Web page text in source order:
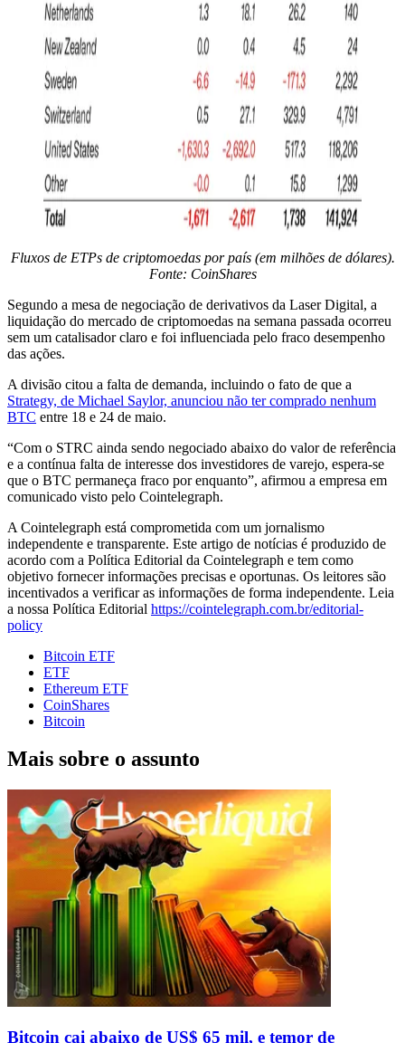
Fluxos de ETPs de criptomoedas por país (em milhões de dólares).
Fonte: CoinShares
Segundo a mesa de negociação de derivativos da Laser Digital, a
liquidação do mercado de criptomoedas na semana passada ocorreu
sem um catalisador claro e foi influenciada pelo fraco desempenho
das ações.
A divisão citou a falta de demanda, incluindo o fato de que a
Strategy, de Michael Saylor, anunciou não ter comprado nenhum
BTC entre 18 e 24 de maio.
“Com o STRC ainda sendo negociado abaixo do valor de referência
e a contínua falta de interesse dos investidores de varejo, espera-se
que o BTC permaneça fraco por enquanto”, afirmou a empresa em
comunicado visto pelo Cointelegraph.
A Cointelegraph está comprometida com um jornalismo
independente e transparente. Este artigo de notícias é produzido de
acordo com a Política Editorial da Cointelegraph e tem como
objetivo fornecer informações precisas e oportunas. Os leitores são
incentivados a verificar as informações de forma independente. Leia
a nossa Política Editorial https://cointelegraph.com.br/editorial-
policy
Bitcoin ETF
ETF
Ethereum ETF
CoinShares
Bitcoin
Mais sobre o assunto
Bitcoin cai abaixo de US$ 65 mil, e temor de